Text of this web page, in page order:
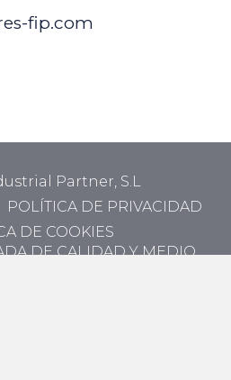
fip.com
Partner, S.L
POLÍTICA DE PRIVACIDAD
DE COOKIES
DE CALIDAD Y MEDIO